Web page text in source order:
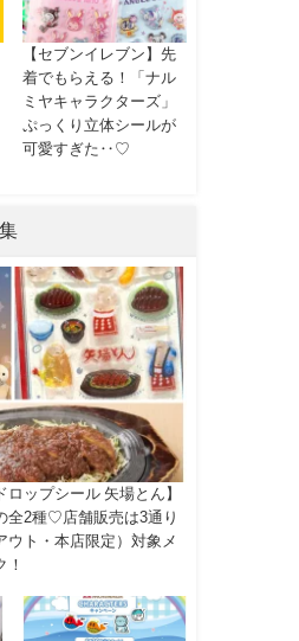
【セブンイレブン】先
着でもらえる！「ナル
ミヤキャラクターズ」
ぷっくり立体シールが
可愛すぎた‥♡
ップシール 矢場とん】
全2種♡店舗販売は3通り
ウト・本店限定）対象メ
！